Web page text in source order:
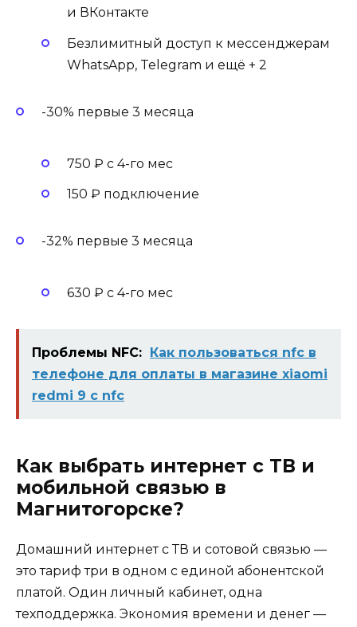
и ВКонтакте
Безлимитный доступ к мессенджерам
WhatsApp, Telegram и ещё + 2
-30% первые 3 месяца
750 ₽ с 4-го мес
150 ₽ подключение
-32% первые 3 месяца
630 ₽ с 4-го мес
Проблемы NFC:
Как пользоваться nfc в
телефоне для оплаты в магазине xiaomi
redmi 9 с nfc
Как выбрать интернет с ТВ и
мобильной связью в
Магнитогорске?
Домашний интернет с ТВ и сотовой связью —
это тариф три в одном с единой абонентской
платой. Один личный кабинет, одна
техподдержка. Экономия времени и денег —